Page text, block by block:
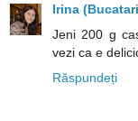
Irina
Jeni 200 g
vezi ca e
Răspundeți